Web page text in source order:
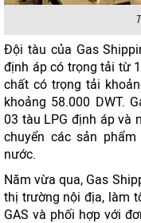
Đội tàu của Gas
định áp có trọng tải từ
chất có trọng tải
khoảng 58.000 DWT.
03 tàu LPG định áp và
chuyển các sản
nước.
Năm vừa qua, Gas
thị trường nội địa, làm
GAS và phối hợp với